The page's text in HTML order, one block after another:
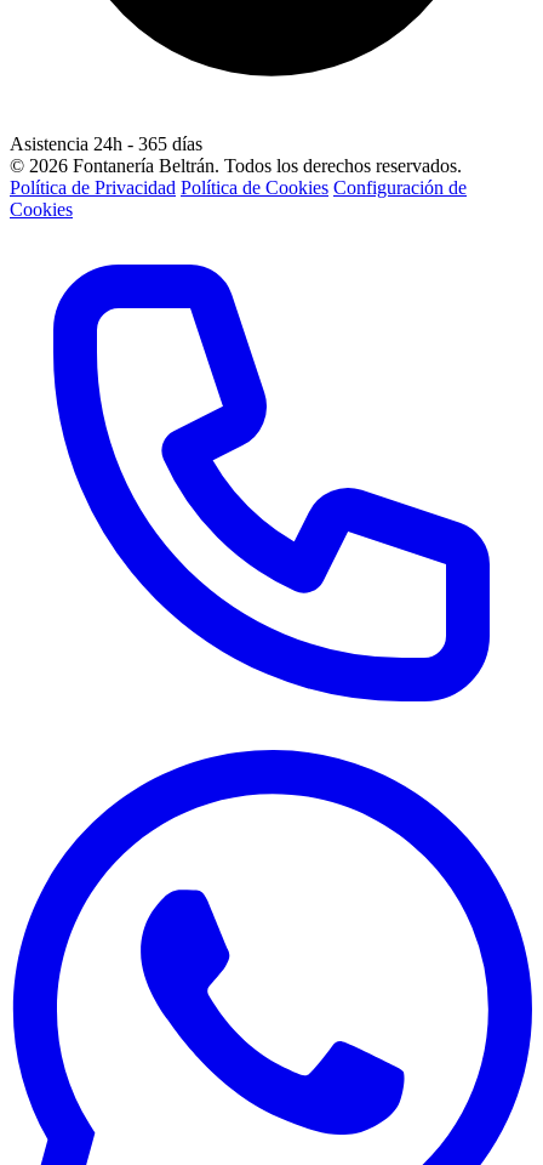
Asistencia 24h - 365 días
© 2026 Fontanería Beltrán. Todos los derechos reservados.
Política de Privacidad Política de Cookies Configuración de
Cookies